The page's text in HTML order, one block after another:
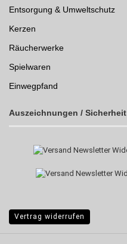
Entsorgung & Umweltschutz
Kerzen
Räucherwerke
Spielwaren
Einwegpfand
Auszeichnungen / Sicherheit
Vertrag widerrufen